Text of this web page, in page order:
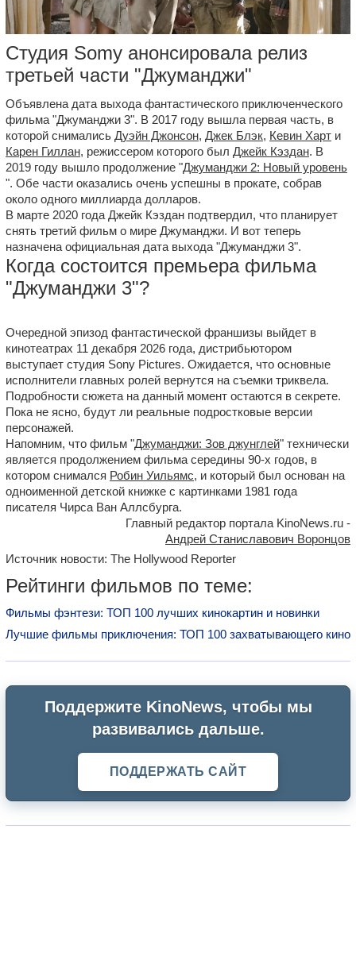
Студия Somy анонсировала релиз
третьей части "Джуманджи"
Объявлена дата выхода фантастического приключенческого
фильма "Джуманджи 3". В 2017 году вышла первая часть, в
которой снимались Дуэйн Джонсон, Джек Блэк, Кевин Харт и
Карен Гиллан, режиссером которого был Джейк Кэздан. В
2019 году вышло продолжение "Джуманджи 2: Новый уровень
". Обе части оказались очень успешны в прокате, собрав
около одного миллиарда долларов.
В марте 2020 года Джейк Кэздан подтвердил, что планирует
снять третий фильм о мире Джуманджи. И вот теперь
назначена официальная дата выхода "Джуманджи 3".
Когда состоится премьера фильма
"Джуманджи 3"?
Очередной эпизод фантастической франшизы выйдет в
кинотеатрах 11 декабря 2026 года, дистрибьютором
выступает студия Sony Pictures. Ожидается, что основные
исполнители главных ролей вернутся на съемки триквела.
Подробности сюжета на данный момент остаются в секрете.
Пока не ясно, будут ли реальные подростковые версии
персонажей.
Напомним, что фильм "Джуманджи: Зов джунглей" технически
является продолжением фильма середины 90-х годов, в
котором снимался Робин Уильямс, и который был основан на
одноименной детской книжке с картинками 1981 года
писателя Чирса Ван Аллсбурга.
Главный редактор портала KinoNews.ru -
Андрей Станиславович Воронцов
Источник новости: The Hollywood Reporter
Рейтинги фильмов по теме:
Фильмы фэнтези: ТОП 100 лучших кинокартин и новинки
Лучшие фильмы приключения: ТОП 100 захватывающего кино
Поддержите KinoNews, чтобы мы
развивались дальше.
ПОДДЕРЖАТЬ САЙТ